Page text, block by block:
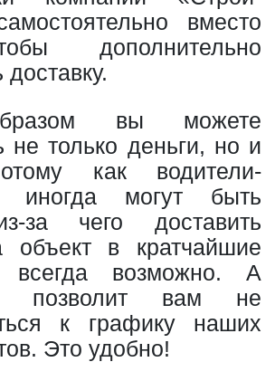
вместо
дополнительно
доставку.
вы можете
не только деньги, но и
как водители-
иногда могут быть
за чего доставить
объект в кратчайшие
возможно. А
позволит вам не
к графику наших
Это удобно!